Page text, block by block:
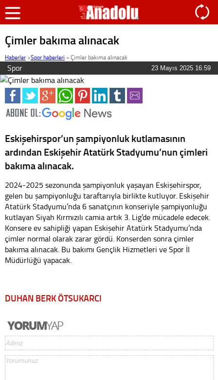
Çimler bakıma alınacak
Haberler >Spor haberleri »Çimler bakıma alınacak
Spor 23 Mayıs 2025 16:59
Eskişehirspor’un şampiyonluk kutlamasının
ardından Eskişehir Atatürk Stadyumu’nun çimleri
bakıma alınacak.
2024-2025 sezonunda şampiyonluk yaşayan Eskişehirspor,
gelen bu şampiyonluğu taraftarıyla birlikte kutluyor. Eskişehir
Atatürk Stadyumu’nda 6 sanatçının konseriyle şampiyonluğu
kutlayan Siyah Kırmızılı camia artık 3. Lig’de mücadele edecek.
Konsere ev sahipliği yapan Eskişehir Atatürk Stadyumu’nda
çimler normal olarak zarar gördü. Konserden sonra çimler
bakıma alınacak. Bu bakımı Gençlik Hizmetleri ve Spor İl
Müdürlüğü yapacak.
DUHAN BERK ÖTSUKARCI